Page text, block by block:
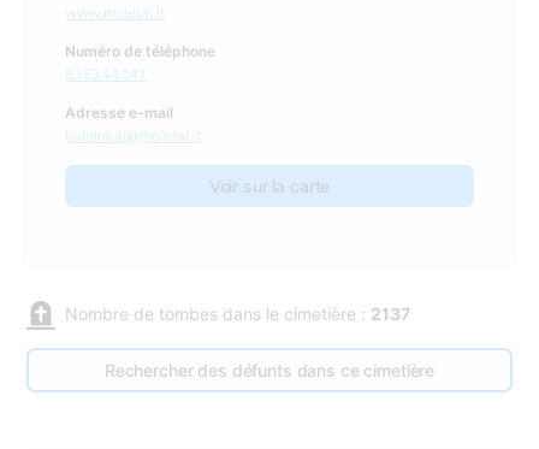
www.moletai.lt
Numéro de téléphone
838344241
Adresse e-mail
balninkai@moletai.lt
Voir sur la carte
Nombre de tombes dans le cimetière : 2137
Rechercher des défunts dans ce cimetière